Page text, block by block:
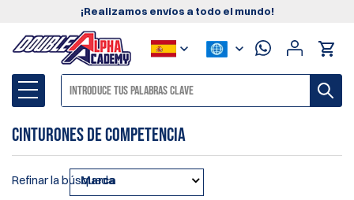
¡Realizamos envíos a todo el mundo!
Cinturones de Competencia
Refinar la búsqueda
Marca